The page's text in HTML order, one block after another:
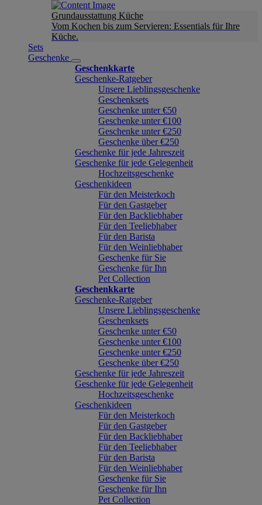
Grundausstattung Küche
Vom Kochen bis zum Servieren: Essentials für Ihre
Küche.
Sets
Geschenke
Geschenkkarte
Geschenke-Ratgeber
Unsere Lieblingsgeschenke
Geschenksets
Geschenke unter €50
Geschenke unter €100
Geschenke unter €250
Geschenke über €250
Geschenke für jede Jahreszeit
Geschenke für jede Gelegenheit
Hochzeitsgeschenke
Geschenkideen
Für den Meisterkoch
Für den Gastgeber
Für den Backliebhaber
Für den Teeliebhaber
Für den Barista
Für den Weinliebhaber
Geschenke für Sie
Geschenke für Ihn
Pet Collection
Geschenkkarte
Geschenke-Ratgeber
Unsere Lieblingsgeschenke
Geschenksets
Geschenke unter €50
Geschenke unter €100
Geschenke unter €250
Geschenke über €250
Geschenke für jede Jahreszeit
Geschenke für jede Gelegenheit
Hochzeitsgeschenke
Geschenkideen
Für den Meisterkoch
Für den Gastgeber
Für den Backliebhaber
Für den Teeliebhaber
Für den Barista
Für den Weinliebhaber
Geschenke für Sie
Geschenke für Ihn
Pet Collection